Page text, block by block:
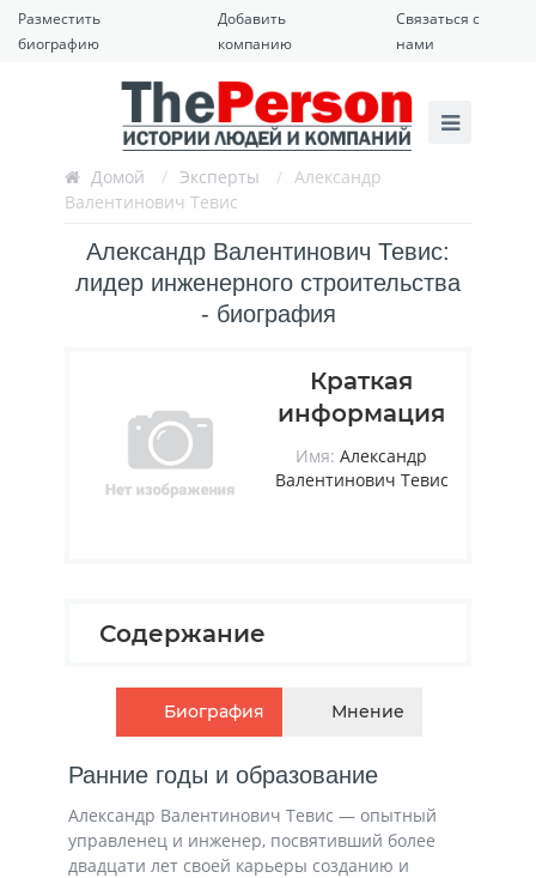
Разместить
биографию
Добавить
компанию
Связаться с
нами
Домой / Эксперты / Александр
Валентинович Тевис
Александр Валентинович Тевис:
лидер инженерного строительства
- биография
Краткая
информация
Имя: Александр
Валентинович Тевис
Содержание
Биография Мнение
Ранние годы и образование
Александр Валентинович Тевис — опытный
управленец и инженер, посвятивший более
двадцати лет своей карьеры созданию и